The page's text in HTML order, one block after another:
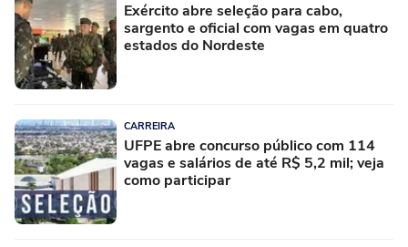
Exército abre seleção para cabo,
sargento e oficial com vagas em quatro
estados do Nordeste
CARREIRA
UFPE abre concurso público com 114
vagas e salários de até R$ 5,2 mil; veja
como participar